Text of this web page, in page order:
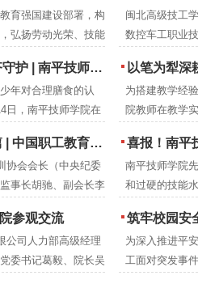
育强国建设部署，构
弘扬劳动光荣、技能
福建省“强链·兴城·圆
育活动周系列特色
闽北高级技工
数控车工职业
举办食品营养周知识讲座
年对合理膳食的认
日，南平技师学院在
人。
以笔为犁深耕教改沃土 匠
为搭建教学经
院教师在教学
学院教研室组
编工作。历时
成册推广交流。
会莅临南平技师学院调研指导
协会会长（中央纪委
事长胡驰、副会长李
成员、副市长杨新
员、副局长吴邦建，
导陪同考察。
喜报！南平技师
南平技师学院
和过硬的技能
参观交流
公司人力部高级经理
委书记葛毅、院长吴
筑牢校园安全防线 提升教职工
为深入推进平
工面对突发事